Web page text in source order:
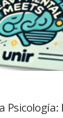
Psicología: